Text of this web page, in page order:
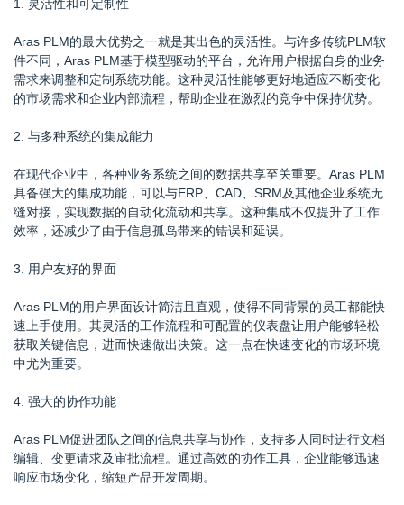
1. 灵活性和可定制性
Aras PLM的最大优势之一就是其出色的灵活性。与许多传统PLM软
件不同，Aras PLM基于模型驱动的平台，允许用户根据自身的业务
需求来调整和定制系统功能。这种灵活性能够更好地适应不断变化
的市场需求和企业内部流程，帮助企业在激烈的竞争中保持优势。
2. 与多种系统的集成能力
在现代企业中，各种业务系统之间的数据共享至关重要。Aras PLM
具备强大的集成功能，可以与ERP、CAD、SRM及其他企业系统无
缝对接，实现数据的自动化流动和共享。这种集成不仅提升了工作
效率，还减少了由于信息孤岛带来的错误和延误。
3. 用户友好的界面
Aras PLM的用户界面设计简洁且直观，使得不同背景的员工都能快
速上手使用。其灵活的工作流程和可配置的仪表盘让用户能够轻松
获取关键信息，进而快速做出决策。这一点在快速变化的市场环境
中尤为重要。
4. 强大的协作功能
Aras PLM促进团队之间的信息共享与协作，支持多人同时进行文档
编辑、变更请求及审批流程。通过高效的协作工具，企业能够迅速
响应市场变化，缩短产品开发周期。